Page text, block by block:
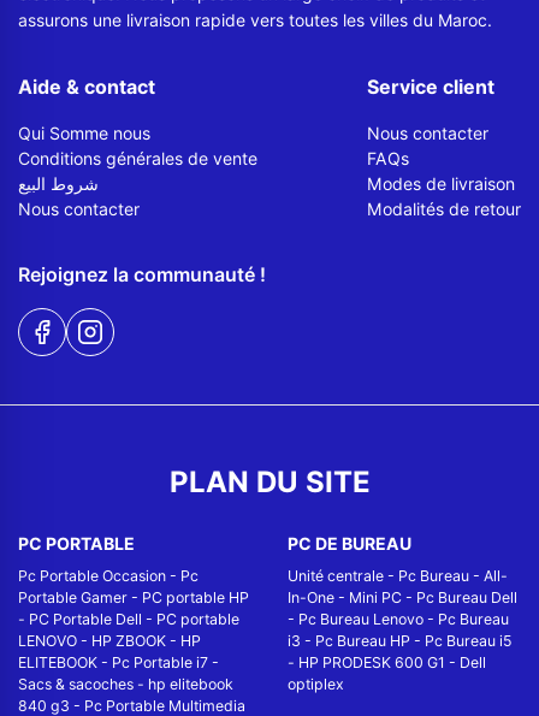
assurons une livraison rapide vers toutes les villes du Maroc.
Aide & contact
Qui Somme nous
Conditions générales de vente
شروط البيع
Nous contacter
Service client
Nous contacter
FAQs
Modes de livraison
Modalités de retour
Rejoignez la communauté !
PLAN DU SITE
PC PORTABLE
Pc Portable Occasion - Pc
Portable Gamer - PC portable HP
- PC Portable Dell - PC portable
LENOVO - HP ZBOOK - HP
ELITEBOOK - Pc Portable i7 -
Sacs & sacoches - hp elitebook
840 g3 - Pc Portable Multimedia
PC DE BUREAU
Unité centrale - Pc Bureau - All-
In-One - Mini PC - Pc Bureau Dell
- Pc Bureau Lenovo - Pc Bureau
i3 - Pc Bureau HP - Pc Bureau i5
- HP PRODESK 600 G1 - Dell
optiplex